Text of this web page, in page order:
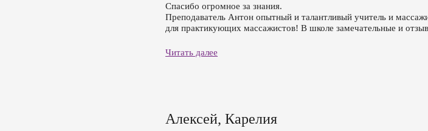
Спасибо огромное за знания.
Преподаватель Антон опытный и талантливый учитель и
для практикующих массажистов! В школе замечательные и
Читать далее
Алексей, Карелия